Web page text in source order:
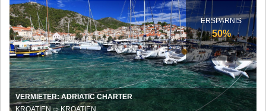
Adriatic
Charter
in
Kroatien!
ERSPARNIS
50%
VERMIETER: ADRIATIC CHARTER
KROATIEN ⇨ KROATIEN